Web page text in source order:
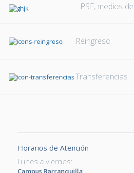
PSE, medios
Reingreso
Transferencias
Horarios de Atención
Lunes a viernes:
Campus Barranquilla